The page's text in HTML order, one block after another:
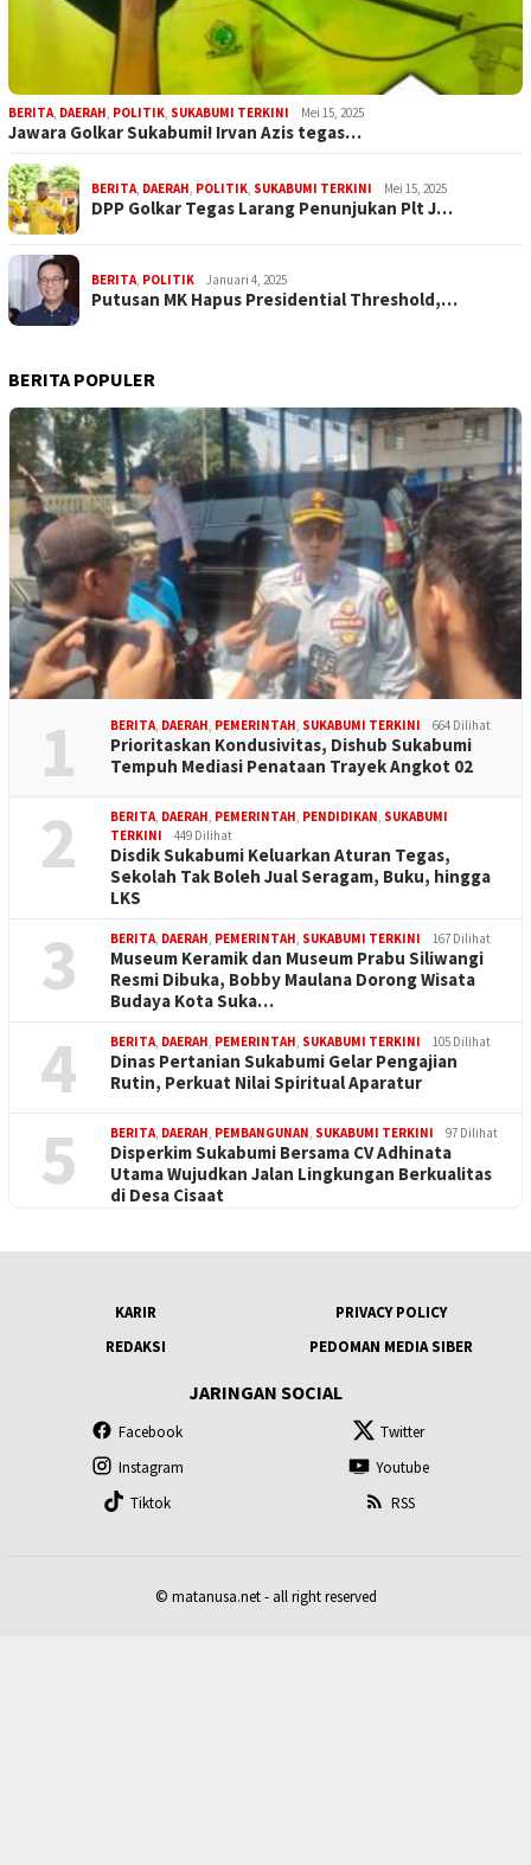
BERITA, DAERAH, POLITIK, SUKABUMI TERKINI Mei 15, 2025
Jawara Golkar Sukabumi! Irvan Azis tegas…
BERITA, DAERAH, POLITIK, SUKABUMI TERKINI Mei 15, 2025
DPP Golkar Tegas Larang Penunjukan Plt J…
BERITA, POLITIK Januari 4, 2025
Putusan MK Hapus Presidential Threshold,…
BERITA POPULER
1 BERITA, DAERAH, PEMERINTAH, SUKABUMI TERKINI 664 Dilihat
Prioritaskan Kondusivitas, Dishub Sukabumi
Tempuh Mediasi Penataan Trayek Angkot 02
2 BERITA, DAERAH, PEMERINTAH, PENDIDIKAN, SUKABUMI
TERKINI
449 Dilihat
Disdik Sukabumi Keluarkan Aturan Tegas,
Sekolah Tak Boleh Jual Seragam, Buku, hingga
LKS
3 BERITA, DAERAH, PEMERINTAH, SUKABUMI TERKINI 167 Dilihat
Museum Keramik dan Museum Prabu Siliwangi
Resmi Dibuka, Bobby Maulana Dorong Wisata
Budaya Kota Suka…
4 BERITA, DAERAH, PEMERINTAH, SUKABUMI TERKINI 105 Dilihat
Dinas Pertanian Sukabumi Gelar Pengajian
Rutin, Perkuat Nilai Spiritual Aparatur
5 BERITA, DAERAH, PEMBANGUNAN, SUKABUMI TERKINI 97 Dilihat
Disperkim Sukabumi Bersama CV Adhinata
Utama Wujudkan Jalan Lingkungan Berkualitas
di Desa Cisaat
KARIR
PRIVACY POLICY
REDAKSI
PEDOMAN MEDIA SIBER
JARINGAN SOCIAL
Facebook
Twitter
Instagram
Youtube
Tiktok
RSS
© matanusa.net - all right reserved